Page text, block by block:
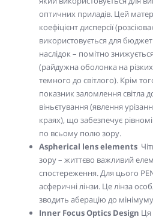
оптичних приладів. Цей
коефіцієнт дисперсії
використовується для
наслідок – помітно
(райдужна оболонка на
темного до світлого). Крім
показник заломлення світла
віньєтування (явлення
краях), що забезпечує
по всьому полю зору.
Aspherical lens elements
зору – життєво важливий
спостереження. Для цього
асферичні лінзи. Це лінза
зводить аберацію до
Inner Focus Optics Design Ця